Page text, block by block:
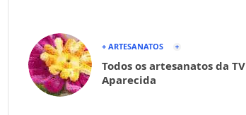
+ ARTESANATOS
Todos os artesanatos da TV
Aparecida